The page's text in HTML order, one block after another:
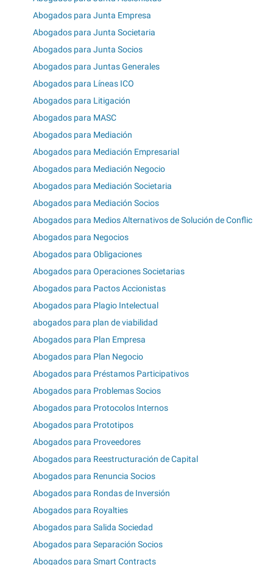
Abogados para Junta Empresa
Abogados para Junta Societaria
Abogados para Junta Socios
Abogados para Juntas Generales
Abogados para Líneas ICO
Abogados para Litigación
Abogados para MASC
Abogados para Mediación
Abogados para Mediación Empresarial
Abogados para Mediación Negocio
Abogados para Mediación Societaria
Abogados para Mediación Socios
Abogados para Medios Alternativos de Solución de Conflic
Abogados para Negocios
Abogados para Obligaciones
Abogados para Operaciones Societarias
Abogados para Pactos Accionistas
Abogados para Plagio Intelectual
abogados para plan de viabilidad
Abogados para Plan Empresa
Abogados para Plan Negocio
Abogados para Préstamos Participativos
Abogados para Problemas Socios
Abogados para Protocolos Internos
Abogados para Prototipos
Abogados para Proveedores
Abogados para Reestructuración de Capital
Abogados para Renuncia Socios
Abogados para Rondas de Inversión
Abogados para Royalties
Abogados para Salida Sociedad
Abogados para Separación Socios
Abogados para Smart Contracts